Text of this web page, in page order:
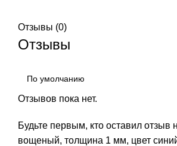
Отзывы (0)
Отзывы
Отзывов пока нет.
Будьте первым, кто оставил отзыв
вощеный, толщина 1 мм, цвет